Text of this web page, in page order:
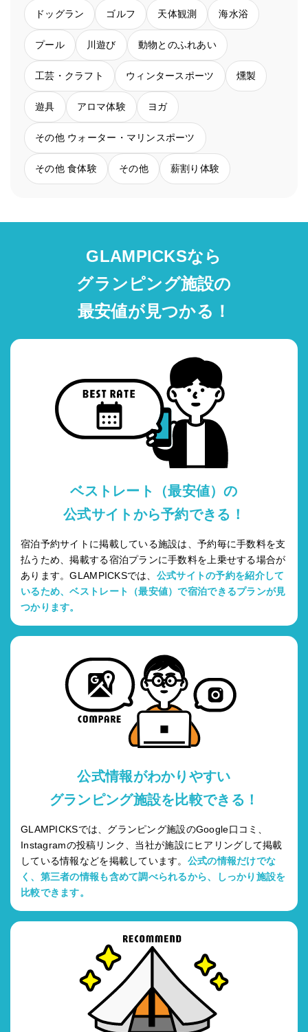
ドッグラン ゴルフ 天体観測 海水浴
プール 川遊び 動物とのふれあい
工芸・クラフト ウィンタースポーツ 燻製
遊具 アロマ体験 ヨガ
その他 ウォーター・マリンスポーツ
その他 食体験 その他 薪割り体験
GLAMPICKSなら
グランピング施設の
最安値が見つかる！
ベストレート（最安値）の
公式サイトから予約できる！
宿泊予約サイトに掲載している施設は、予約毎に手数料を支
払うため、掲載する宿泊プランに手数料を上乗せする場合が
あります。GLAMPICKSでは、 公式サイトの予約を紹介して
いるため、ベストレート（最安値）で宿泊できるプランが見
つかります。
公式情報がわかりやすい
グランピング施設を比較できる！
GLAMPICKSでは、グランピング施設のGoogle口コミ、
Instagramの投稿リンク、当社が施設にヒアリングして掲載
している情報などを掲載しています。 公式の情報だけでな
く、第三者の情報も含めて調べられるから、しっかり施設を
比較できます。